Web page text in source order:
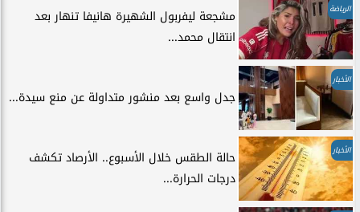
الرياضة
مشجعة ليفربول الشهيرة هانيفا تنهار بعد
انتقال محمد...
الأخبار
جدل واسع بعد منشور متداولة عن منع سيدة...
الأخبار
حالة الطقس خلال الأسبوع.. الأرصاد تكشف
درجات الحرارة...